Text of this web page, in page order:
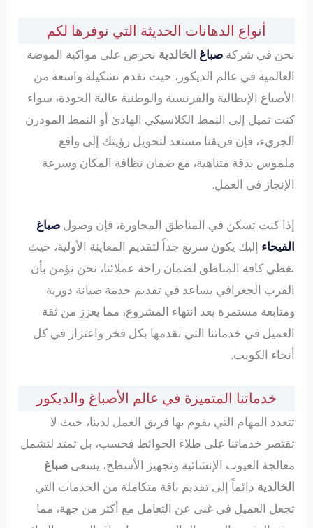
أنواع الدهانات الحديثة التي نوفرها لكم
نحن في شركةصباغ الخالدية نحرص على مواكبة الموضة
العالمية في عالم الديكور، حيث نقدم تشكيلة واسعة من
الأصباغ الإيطالية والفرنسية والوطنية عالية الجودة، سواء
كنت تميل إلى النمط الكلاسيكي الهادئ أو النمط المودرن
الجريء، فإن فريقنا مستعد لتحويل رؤيتك إلى واقع
ملموس بدقة متناهية، مع ضمان نظافة المكان وسرعة
الإنجاز في العمل.
إذا كنت تسكن في المناطق المجاورة، فإن وصولصباغ
الفيحاء إليك يكون سريع جداً لتقديم المعاينة الأولية، حيث
نغطي كافة المناطق لضمان راحة عملائنا، نحن نؤمن بأن
القرب الجغرافي يساعد في تقديم خدمة صيانة دورية
ومتابعة مستمرة بعد انتهاء المشروع، مما يعزز من ثقة
العميل في خدماتنا التي نقدمها بكل فخر واعتزاز في كل
أنحاء الكويت.
خدماتنا المتميزة في عالم الأصباغ والديكور
تتعدد المهام التي يقوم بها فريق العمل لدينا، حيث لا
تقتصر خدماتنا على طلاء الحوائط فحسب، بل تمتد لتشمل
معالجة العيوب الإنشائية وتجهيز الأسطح، يسعىصباغ
الخالدية دائماً إلى تقديم باقة متكاملة من الخدمات التي
تجعل العميل في غنى عن التعامل مع أكثر من جهة، مما